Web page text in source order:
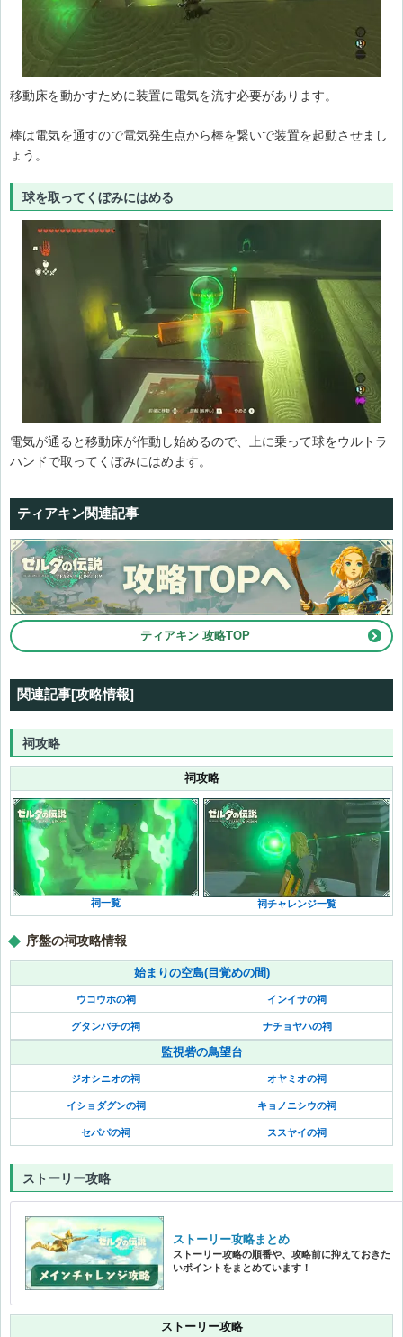
マヤリイナの祠
アネダミミカの祠
移動床を動かすために装置に電気を流す必要があります。
棒は電気を通すので電気発生点から棒を繋いで装置を起動させまし
ょう。
球を取ってくぼみにはめる
電気が通ると移動床が作動し始めるので、上に乗って球をウルトラ
ハンドで取ってくぼみにはめます。
ティアキン関連記事
ティアキン 攻略TOP
関連記事[攻略情報]
祠攻略
祠攻略
祠一覧 祠チャレンジ一覧
序盤の祠攻略情報
始まりの空島(目覚めの間)
ウコウホの祠 インイサの祠
グタンバチの祠 ナチョヤハの祠
監視砦の鳥望台
ジオシニオの祠 オヤミオの祠
イショダグンの祠 キョノニシウの祠
セパパの祠 ススヤイの祠
ストーリー攻略
ストーリー攻略まとめ
ストーリー攻略の順番や、攻略前に抑えておきた
いポイントをまとめています！
ストーリー攻略